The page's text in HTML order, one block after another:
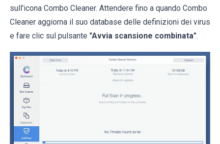
sull'icona Combo Cleaner. Attendere fino a quando Combo
Cleaner aggiorna il suo database delle definizioni dei virus
e fare clic sul pulsante "Avvia scansione combinata".